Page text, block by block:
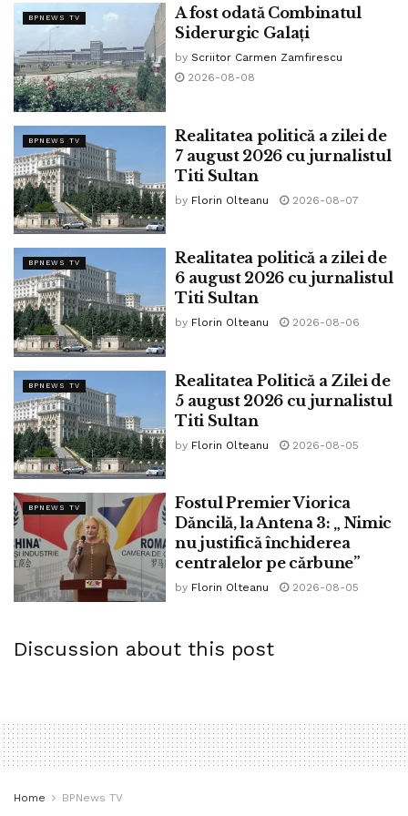
provoacă un dezastru de proporţii, continuă să se agaţie de
funcţie cu gheruţele scoase, împroşcându-i vitriolic pe cei
care îi cer demisia!”
Tags: Diana Buzoianu
BPNEWS TV
A fost odată Combinatul
Siderurgic Galați
by Scriitor Carmen Zamfirescu
2026-08-08
BPNEWS TV
Realitatea politică a zilei de
7 august 2026 cu jurnalistul
Titi Sultan
by Florin Olteanu 2026-08-07
BPNEWS TV
Realitatea politică a zilei de
6 august 2026 cu jurnalistul
Titi Sultan
by Florin Olteanu 2026-08-06
BPNEWS TV
Realitatea Politică a Zilei de
5 august 2026 cu jurnalistul
Titi Sultan
by Florin Olteanu 2026-08-05
BPNEWS TV
Fostul Premier Viorica
Dăncilă, la Antena 3: „ Nimic
nu justifică închiderea
centralelor pe cărbune”
by Florin Olteanu 2026-08-05
Discussion about this post
Home BPNews TV